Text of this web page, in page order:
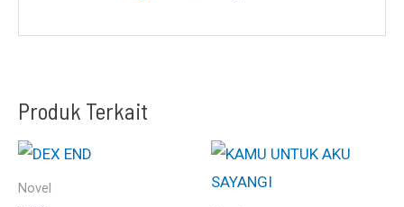
Produk Terkait
Novel